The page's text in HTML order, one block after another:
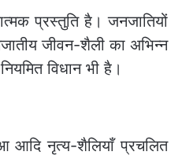
प्रस्तुति है। जनजातियों
जीवन-शैली का अभिन्न
विधान भी है।
आदि नृत्य-शैलियाँ प्रचलित